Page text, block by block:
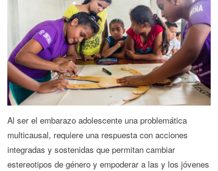
Al ser el embarazo adolescente una problemática
multicausal, requiere una respuesta con acciones
integradas y sostenidas que permitan cambiar
estereotipos de género y empoderar a las y los jóvenes